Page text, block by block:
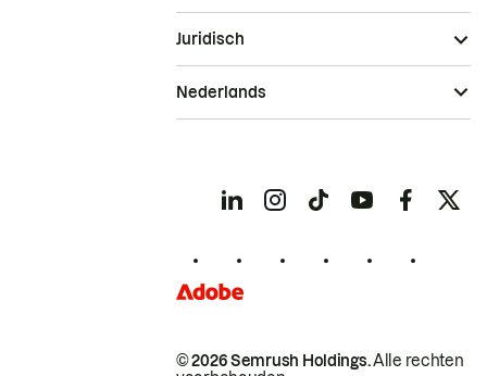
© 2026 Semrush Holdings.Alle rechten
Juridisch
Nederlands